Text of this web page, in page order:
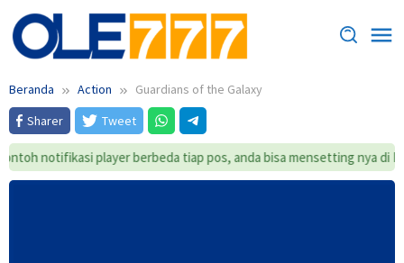
Loncat
ke
konten
Beranda Action
Guardians of the Galaxy
Sharer
Tweet
notifikasi player berbeda tiap pos, anda bisa mensetting nya di